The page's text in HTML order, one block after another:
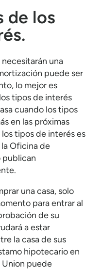
de los
necesitarán una
puede ser
lo mejor es
tipos de interés
cuando los tipos
en las próximas
tipos de interés es
Oficina de
publican
una casa, solo
para entrar al
de su
a estar
la casa de sus
hipotecario en
Union puede